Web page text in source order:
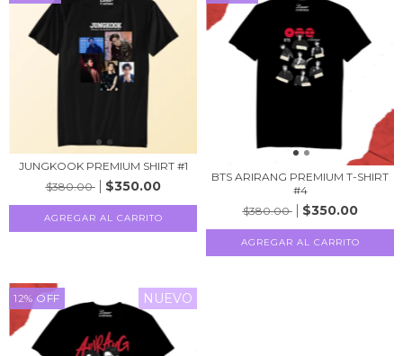
JUNGKOOK PREMIUM SHIRT #1
$380.00
$350.00
AGREGAR AL CARRITO
BTS ARIRANG PREMIUM T-SHIRT
#4
$380.00
$350.00
AGREGAR AL CARRITO
12% OFF NUEVO